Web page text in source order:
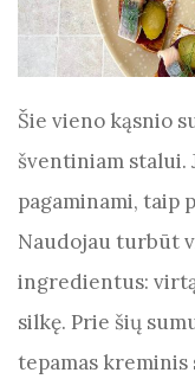
Šie vieno kąsnio
šventiniam stalui.
pagaminami, taip
Naudojau turbūt
ingredientus:
silkę. Prie šių
tepamas